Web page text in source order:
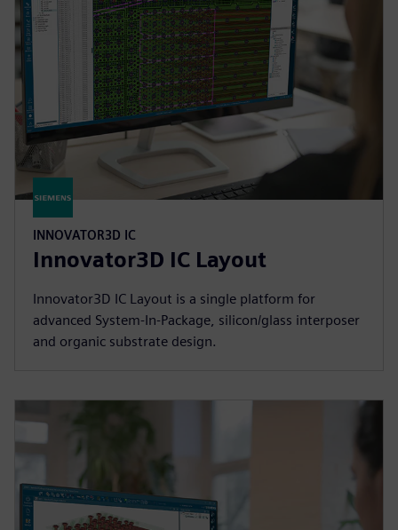
INNOVATOR3D IC
Innovator3D IC Layout
Innovator3D IC Layout is a single platform for
advanced System-In-Package, silicon/glass interposer
and organic substrate design.